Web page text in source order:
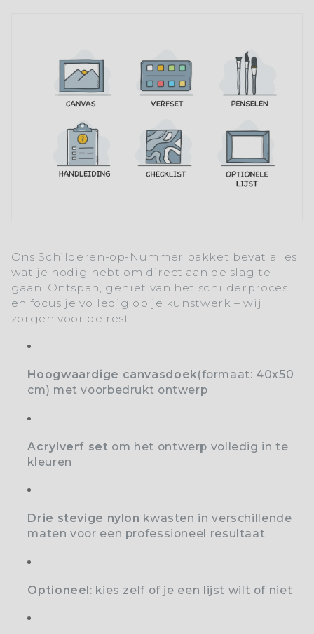
Ons Schilderen-op-Nummer pakket bevat alles
wat je nodig hebt om direct aan de slag te
gaan. Ontspan, geniet van het schilderproces
en focus je volledig op je kunstwerk – wij
zorgen voor de rest:
Hoogwaardige canvasdoek(formaat: 40x50
cm) met voorbedrukt ontwerp
Acrylverf set om het ontwerp volledig in te
kleuren
Drie stevige nylon kwasten in verschillende
maten voor een professioneel resultaat
Optioneel: kies zelf of je een lijst wilt of niet